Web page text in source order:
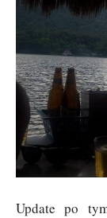
Update po